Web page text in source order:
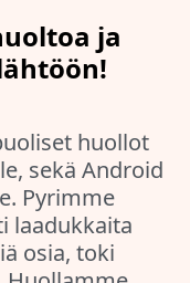
ja
huollot
sekä Android
Pyrimme
laadukkaita
osia, toki